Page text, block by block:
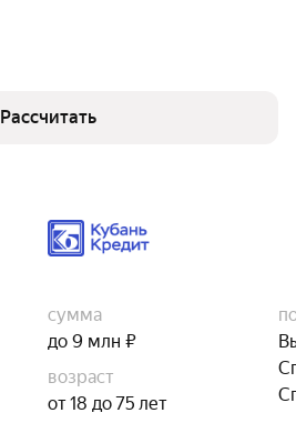
Рассчитать
сумма
до 9 млн ₽
возраст
от 18 до 75 лет